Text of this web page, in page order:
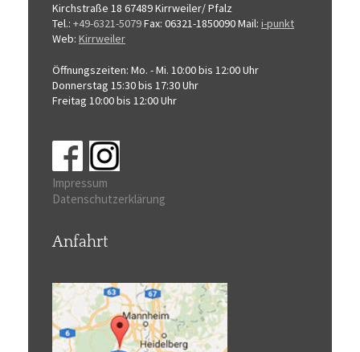
Kirchstraße 18 67489 Kirrweiler/ Pfalz
Tel.: +49-6321-5079Fax: 06321-1850090Mail: i-punkt
Web: Kirrweiler
Öffnungszeiten: Mo. - Mi. 10:00 bis 12:00 Uhr
Donnerstag 15:30 bis 17:30 Uhr
Freitag 10:00 bis 12:00 Uhr
Impressum
Datenschutzerklärung
Anfahrt